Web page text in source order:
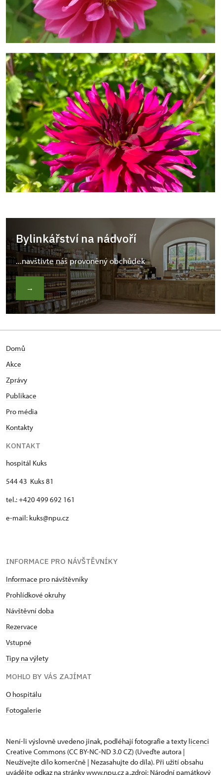
Bylinkářství na nádvoří
...navštivte náš provoněný obchůdek
→
Domů
Akce
Zprávy
Publikace
Pro média
Kontakty
KONTAKT
hospitál Kuks
544 43 Kuks 81
tel.: +420 499 692 161
e-mail: kuks@npu.cz
INFORMACE PRO NÁVŠTĚVNÍKY
Informace pro návštěvníky
Prohlídkové okruhy
Návštěvní doba
Rezervace
Vstupné
Tipy na výlety
MOHLO BY VÁS ZAJÍMAT
O hospitálu
Fotogalerie
Není-li výslovně uvedeno jinak, podléhají fotografie a texty licenci
Creative Commons (CC BY-NC-ND 3.0 CZ) (Uveďte autora |
Neužívejte dílo komerčně | Nezasahujte do díla). Při užití obsahu
uvádějte odkaz na stránky www.npu.cz a „zdroj: Národní památkový